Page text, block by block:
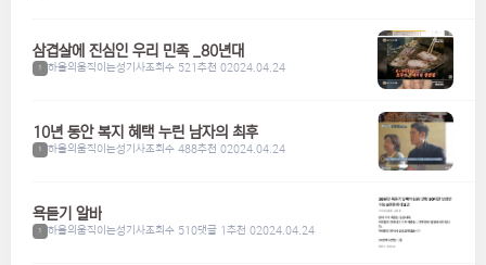
삼겹살에 진심인 우리 민족 _80년대
1 하울의움직이는성기사조회수 521추천 02024.04.24
10년 동안 복지 혜택 누린 남자의 최후
1 하울의움직이는성기사조회수 488추천 02024.04.24
욕듣기 알바
1 하울의움직이는성기사조회수 510댓글 1추천 02024.04.24